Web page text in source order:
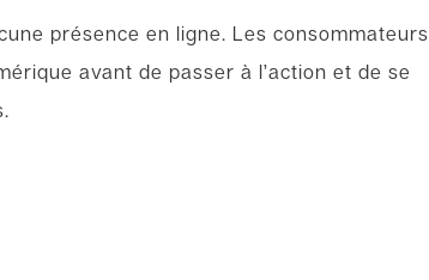
présence en ligne. Les consommateurs
avant de passer à l’action et de se